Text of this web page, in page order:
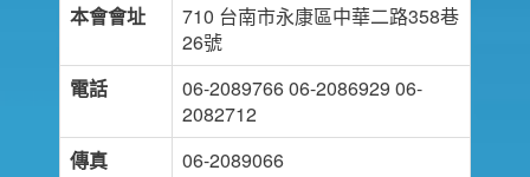
本會會址
710 台南市永康區中華二路358巷
26號
電話
06-2089766 06-2086929 06-
2082712
傳真
06-2089066